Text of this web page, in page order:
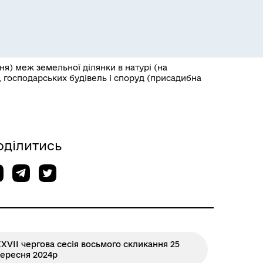
меж земельної ділянки в натурі (на
господарських будівель і споруд (присадибна
чергова сесія восьмого скликання 25
2024р